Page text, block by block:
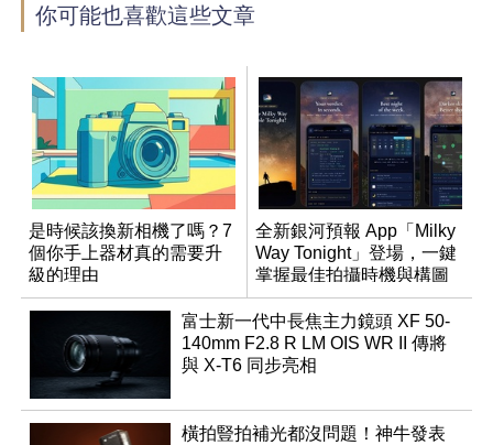
你可能也喜歡這些文章
是時候該換新相機了嗎？7
個你手上器材真的需要升
級的理由
全新銀河預報 App「Milky
Way Tonight」登場，一鍵
掌握最佳拍攝時機與構圖
富士新一代中長焦主力鏡頭 XF 50-
140mm F2.8 R LM OIS WR II 傳將
與 X-T6 同步亮相
橫拍豎拍補光都沒問題！神牛發表